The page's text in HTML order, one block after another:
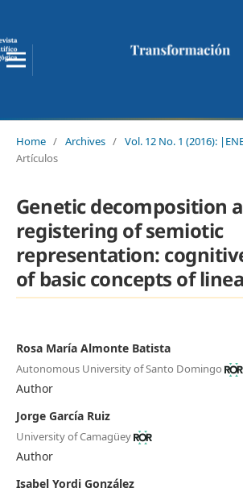
Home / Archives / Vol. 12 No. 1 (2016):
Artículos
Genetic decomposition
registering of semiotic
representation:
of basic concepts of
Rosa María Almonte Batista
Autonomous University of Santo Domingo
Author
Jorge García Ruiz
University of Camagüey
Author
Isabel Yordi González